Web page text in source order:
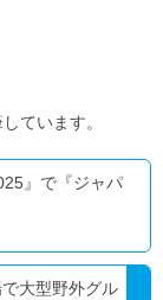
ています。
』で『ジャパ
大型野外グル